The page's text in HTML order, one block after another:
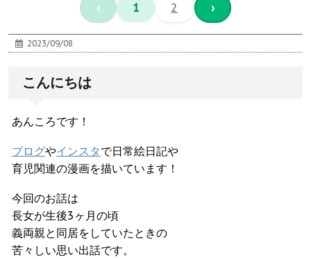
‹ 1 2 ›
2023/09/08
こんにちは
あんころです！
ブログやインスタ で日常絵日記や
育児関連の漫画を描いています！
今回のお話は
長女が生後3ヶ月の頃
義両親と同居をしていたときの
苦々しい思い出話です。